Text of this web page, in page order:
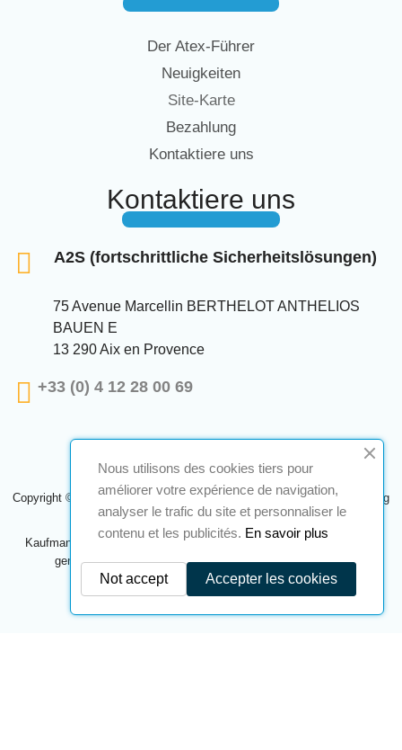
Der Atex-Führer
Neuigkeiten
Site-Karte
Bezahlung
Kontaktiere uns
Kontaktiere uns
A2S (fortschrittliche Sicherheitslösungen)
75 Avenue Marcellin BERTHELOT ANTHELIOS
BAUEN E
13 290 Aix en Provence
+33 (0) 4 12 28 00 69
Copyright © 2024 A2S ATEX. Alle Rechte vorbehalten. Eine Realisierung
Navilog
Kaufmann, der von der offensichtlichen Meinung des Unternehmens
genehmigt wurde,Klicken Sie hier, um es zu überprüfen.
Nous utilisons des cookies tiers pour
améliorer votre expérience de navigation,
analyser le trafic du site et personnaliser le
contenu et les publicités. En savoir plus
Accepter les cookies
Not accept